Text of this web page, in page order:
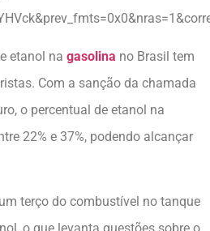
etanol na gasolina no Brasil tem
Com a sanção da chamada
o percentual de etanol na
22% e 37%, podendo alcançar
terço do combustível no tanque